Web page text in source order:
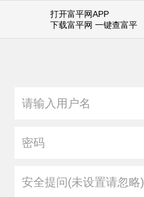
登录
打开富平网APP
下载富平网 一键查富平
安全提问(未设置请忽略)